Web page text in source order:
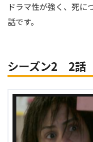
ドラマ性が強く、死に
話です。
シーズン2 2話